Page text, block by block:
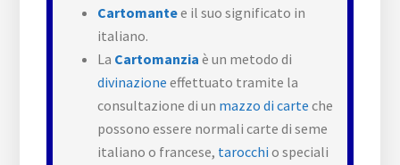
Cartomantee il suo significato in
italiano.
La Cartomanzia è un metodo di
divinazione effettuato tramite la
consultazione di un mazzo di carte che
possono essere normali carte di seme
italiano o francese, tarocchi o speciali